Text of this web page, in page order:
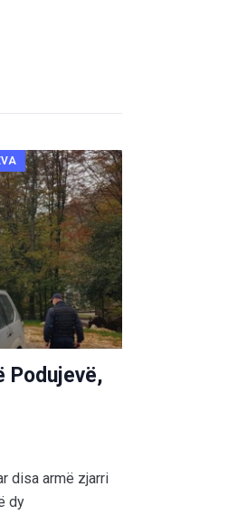
Podujevë,
disa armë zjarri
dy